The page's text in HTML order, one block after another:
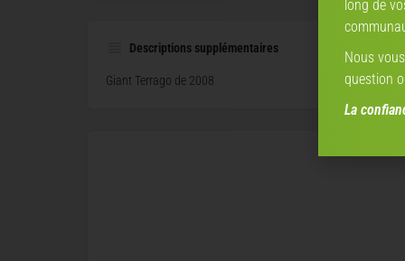
Descriptions supplémentaires
Giant Terrago de 2008
long de
Nous
question
La